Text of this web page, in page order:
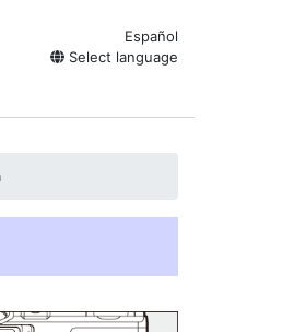
Español
Select language